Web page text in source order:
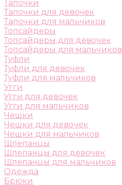
Тапочки
Тапочки для девочек
Тапочки для мальчиков
Топсайдеры
Топсайдеры для девочек
Топсайдеры для мальчиков
Туфли
Туфли для девочек
Туфли для мальчиков
Угги
Угги для девочек
Угги для мальчиков
Чешки
Чешки для девочек
Чешки для мальчиков
Шлепанцы
Шлепанцы для девочек
Шлепанцы для мальчиков
Одежда
Брюки